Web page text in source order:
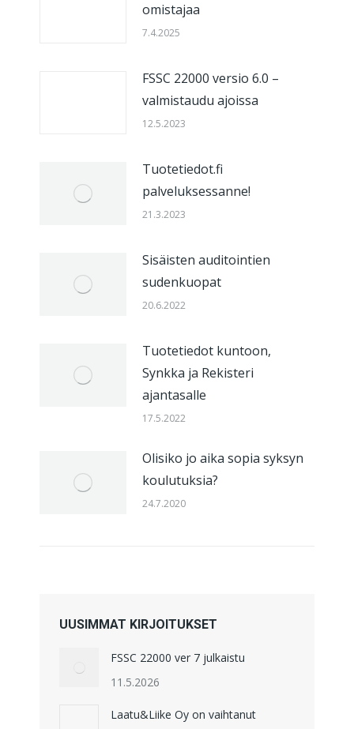
omistajaa
7.4.2025
FSSC 22000 versio 6.0 –
valmistaudu ajoissa
12.5.2023
Tuotetiedot.fi
palveluksessanne!
21.3.2023
Sisäisten auditointien
sudenkuopat
20.6.2022
Tuotetiedot kuntoon,
Synkka ja Rekisteri
ajantasalle
17.5.2022
Olisiko jo aika sopia syksyn
koulutuksia?
24.7.2020
UUSIMMAT KIRJOITUKSET
FSSC 22000 ver 7 julkaistu
11.5.2026
Laatu&Liike Oy on vaihtanut